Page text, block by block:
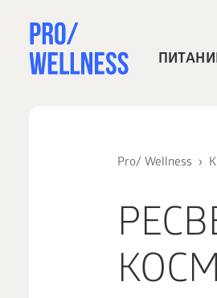
Pro/ Wellness